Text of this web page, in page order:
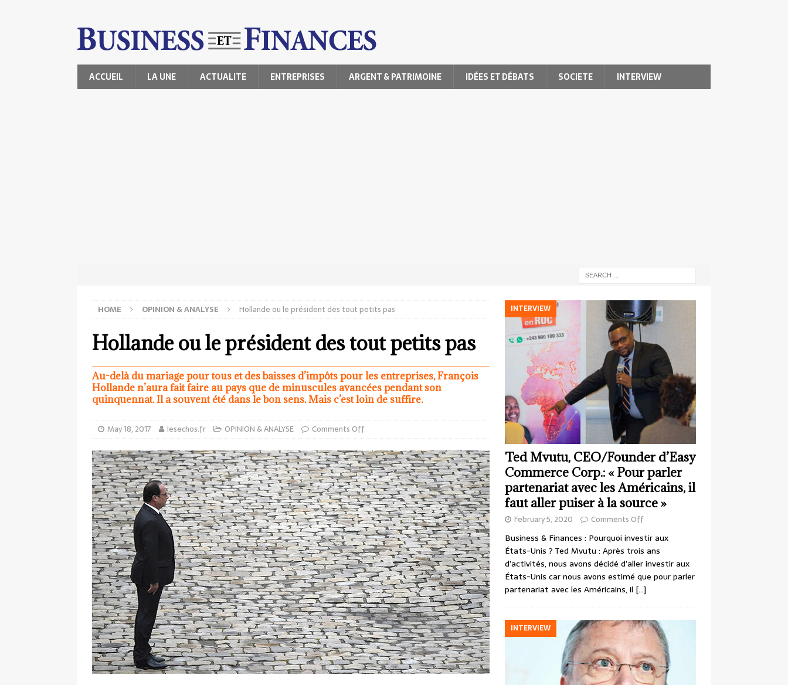
ACCUEIL LA UNE ACTUALITE ENTREPRISES ARGENT & PATRIMOINE IDÉES ET DÉBATS SOCIETE INTERVIEW
HOME OPINION & ANALYSE Hollande ou le président des tout petits pas
Hollande ou le président des tout petits pas
Au-delà du mariage pour tous et des baisses d’impôts pour les entreprises, François
Hollande n’aura fait faire au pays que de minuscules avancées pendant son
quinquennat. Il a souvent été dans le bon sens. Mais c’est loin de suffire.
May 18, 2017 lesechos.fr OPINION & ANALYSE Comments Off
INTERVIEW
Ted Mvutu, CEO/Founder d’Easy
Commerce Corp.: « Pour parler
partenariat avec les Américains, il
faut aller puiser à la source »
February 5, 2020 Comments Off
Business & Finances : Pourquoi investir aux
États-Unis ? Ted Mvutu : Après trois ans
d’activités, nous avons décidé d’aller investir aux
États-Unis car nous avons estimé que pour parler
partenariat avec les Américains, il […]
INTERVIEW